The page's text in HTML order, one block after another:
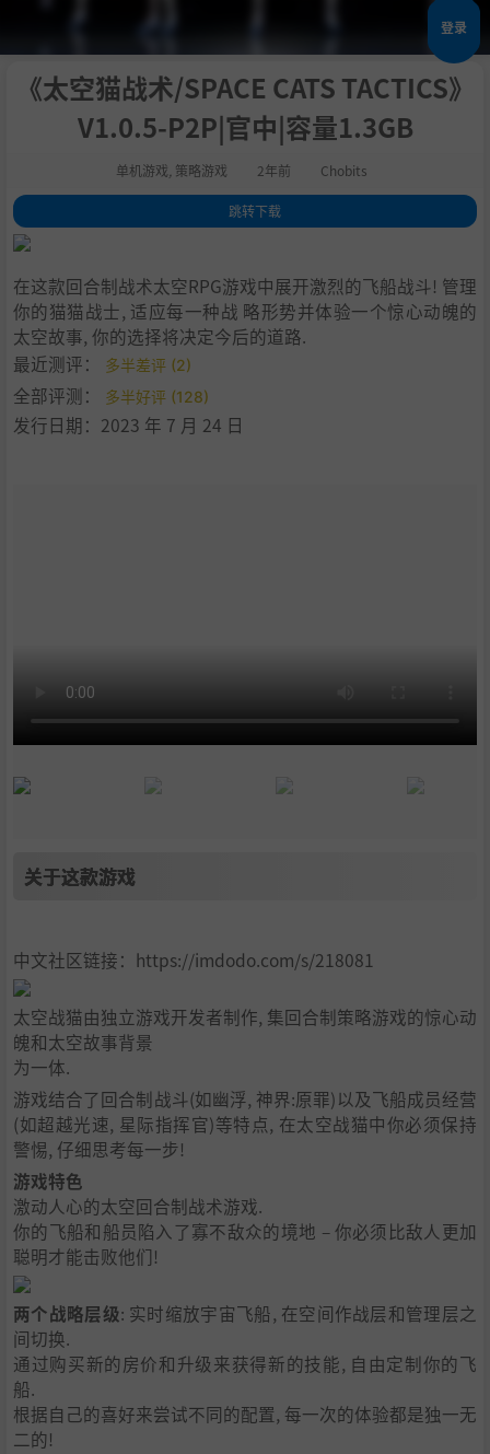
登录
《太空猫战术/SPACE CATS TACTICS》
V1.0.5-P2P|官中|容量1.3GB
单机游戏 策略游戏 2年前 Chobits
跳转下载
1
3.系统需求
4.支持作者
5.学习版下载
在这款回合制战术太空RPG游戏中展开激烈的飞船战斗! 管理
你的猫猫战士, 适应每一种战 略形势并体验一个惊心动魄的
太空故事, 你的选择将决定今后的道路.
最近测评：
多半差评 (2)
全部评测： 多半好评 (128)
发行日期：2023 年 7 月 24 日
关于这款游戏
中文社区链接：https://imdodo.com/s/218081
太空战猫由独立游戏开发者制作, 集回合制策略游戏的惊心动
魄和太空故事背景
为一体.
游戏结合了回合制战斗(如幽浮, 神界:原罪)以及飞船成员经营
(如超越光速, 星际指挥官)等特点, 在太空战猫中你必须保持
警惕, 仔细思考每一步!
游戏特色
激动人心的太空回合制战术游戏.
你的飞船和船员陷入了寡不敌众的境地 – 你必须比敌人更加
聪明才能击败他们!
两个战略层级: 实时缩放宇宙飞船, 在空间作战层和管理层之
间切换.
通过购买新的房价和升级来获得新的技能, 自由定制你的飞
船.
根据自己的喜好来尝试不同的配置, 每一次的体验都是独一无
二的!